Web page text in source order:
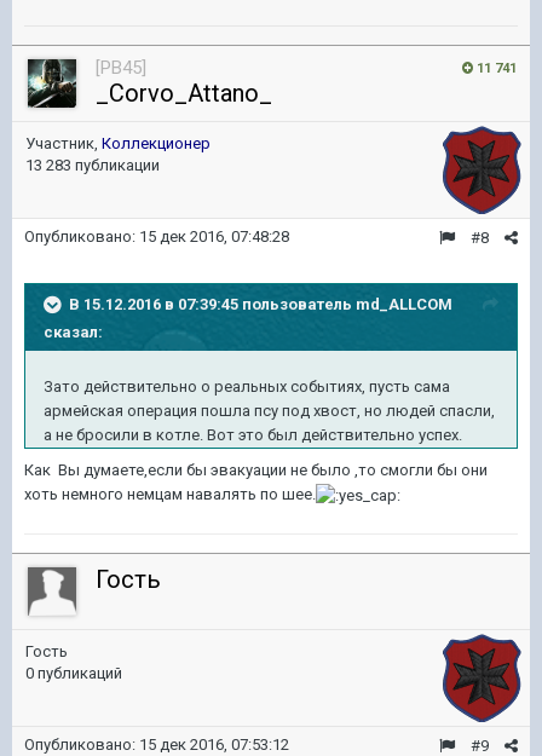
11 741
[PB45]
_Corvo_Attano_
Участник, Коллекционер
13 283 публикации
#8
Опубликовано: 15 дек 2016, 07:48:28
В 15.12.2016 в 07:39:45 пользователь md_ALLCOM
сказал:
Зато действительно о реальных событиях, пусть сама
армейская операция пошла псу под хвост, но людей спасли,
а не бросили в котле. Вот это был действительно успех.
Как Вы думаете,если бы эвакуации не было ,то смогли бы они
хоть немного немцам навалять по шее.
Гость
Гость
0 публикаций
#9
Опубликовано: 15 дек 2016, 07:53:12